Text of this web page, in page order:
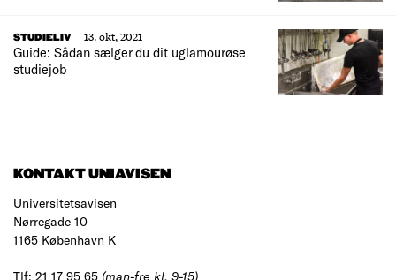
STUDIELIV
13. okt, 2021
Guide: Sådan sælger du dit uglamourøse
studiejob
KONTAKT UNIAVISEN
Universitetsavisen
Nørregade 10
1165 København K
Tlf: 21 17 95 65 (man-fre kl. 9-15)